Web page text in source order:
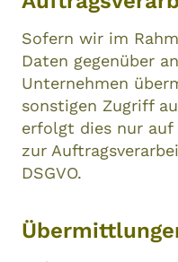
Sofern wir im
Daten gegenüber
Unternehmen
sonstigen Zugriff
erfolgt dies nur auf
zur
DSGVO.